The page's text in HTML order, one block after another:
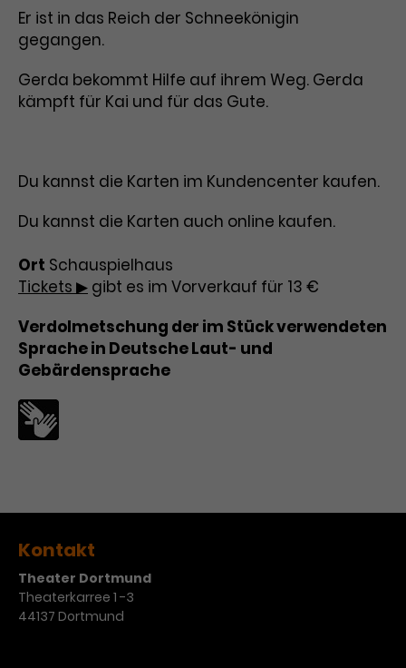
Er ist in das Reich der Schneekönigin
gegangen.
Gerda bekommt Hilfe auf ihrem Weg. Gerda
kämpft für Kai und für das Gute.
Du kannst die Karten im Kundencenter kaufen.
Du kannst die Karten auch online kaufen.
Ort Schauspielhaus
Tickets ▶ gibt es im Vorverkauf für 13 €
Verdolmetschung der im Stück verwendeten
Sprache in Deutsche Laut- und
Gebärdensprache
Kontakt
Theater Dortmund
Theaterkarree 1 -3
44137 Dortmund